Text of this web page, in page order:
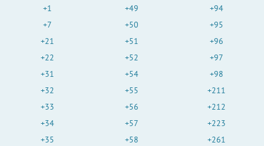
+1
+7
+21
+22
+31
+32
+33
+34
+35
+49
+50
+51
+52
+54
+55
+56
+57
+58
+94
+95
+96
+97
+98
+211
+212
+223
+261